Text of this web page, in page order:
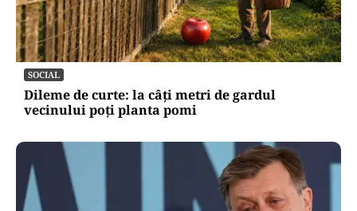
SOCIAL
Dileme de curte: la câți metri de gardul
vecinului poți planta pomi